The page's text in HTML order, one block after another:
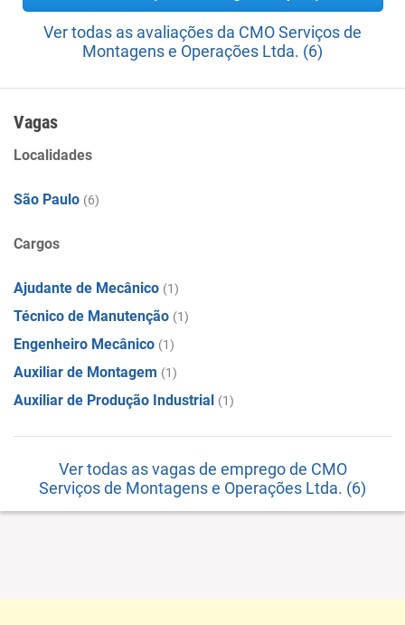
Ver todas as avaliações da CMO Serviços de
Montagens e Operações Ltda. (6)
Vagas
Localidades
São Paulo (6)
Cargos
Ajudante de Mecânico (1)
Técnico de Manutenção (1)
Engenheiro Mecânico (1)
Auxiliar de Montagem (1)
Auxiliar de Produção Industrial (1)
Ver todas as vagas de emprego de CMO
Serviços de Montagens e Operações Ltda. (6)